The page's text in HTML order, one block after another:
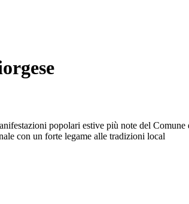
popolari estive più note del
con un forte legame alle tradizioni local